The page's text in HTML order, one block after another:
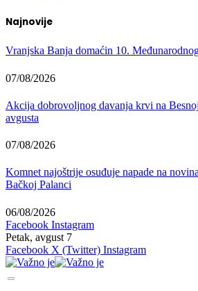
Najnovije
Vranjska Banja domaćin 10.
07/08/2026
Akcija dobrovoljnog davanja krvi na
avgusta
07/08/2026
Komnet najoštrije osuđuje napade na
Bačkoj Palanci
06/08/2026
Facebook Instagram
Petak, avgust 7
Facebook X (Twitter) Instagram